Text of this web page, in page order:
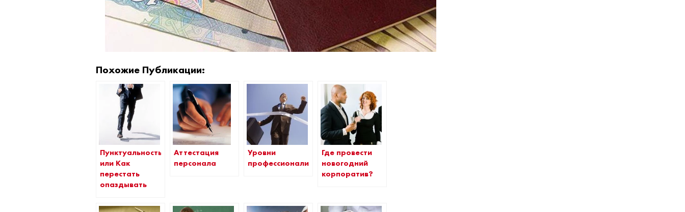
Похожие Публикации:
Пунктуальность,
или Как
перестать
опаздывать
Аттестация
персонала
Уровни
профессионализма
Где провести
новогодний
корпоратив?